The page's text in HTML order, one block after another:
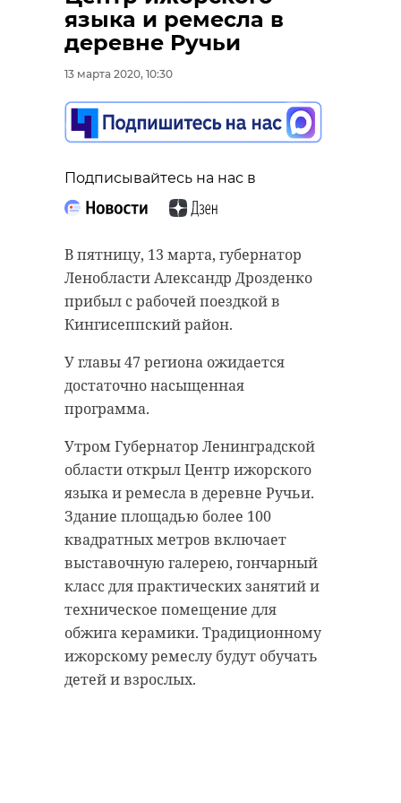
языка и ремесла в
деревне Ручьи
13 марта 2020, 10:30
Подписывайтесь на нас в
В пятницу, 13 марта, губернатор
Ленобласти Александр Дрозденко
прибыл с рабочей поездкой в
Кингисеппский район.
У главы 47 региона ожидается
достаточно насыщенная
программа.
Утром Губернатор Ленинградской
области открыл Центр ижорского
языка и ремесла в деревне Ручьи.
Здание площадью более 100
квадратных метров включает
выставочную галерею, гончарный
класс для практических занятий и
техническое помещение для
обжига керамики. Традиционному
ижорскому ремеслу будут обучать
детей и взрослых.
“особняк с
привидениями” XIX
века
Подписывайтесь на нас в
Сейчас расчищают рамы, снимают
старый слой краски.
Реставрируют уникальные
Впереди шпаклевка дома,
утепление пенькой,
антибиологическая и
противопожарная обработка.
добровольцы
реставрация усадьба
Поделиться статьей:
старинном кладбище
и узнал много нового
об истории города
Подписывайтесь на нас в
Руслан Семенченко мечтает,
чтобы историки-профессионалы
больше узнали о жизни Анны. В
рассекретят документы 100-
летней давности и, может тогда,
удастся узнать, какой была жизнь
Анны Беквор и других бельгийцев
в Сосновом Бору.
Поделиться статьей: